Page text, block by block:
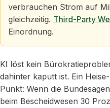
verbrauchen Strom auf
gleichzeitig. Third-Party
Einordnung.
KI löst kein
dahinter kaputt ist. Ein
Punkt: Wenn die
beim Bescheidwesen 30